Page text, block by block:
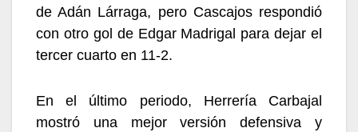
de Adán Lárraga, pero Cascajos respondió
con otro gol de Edgar Madrigal para dejar el
tercer cuarto en 11-2.
En el último periodo, Herrería Carbajal
mostró una mejor versión defensiva y